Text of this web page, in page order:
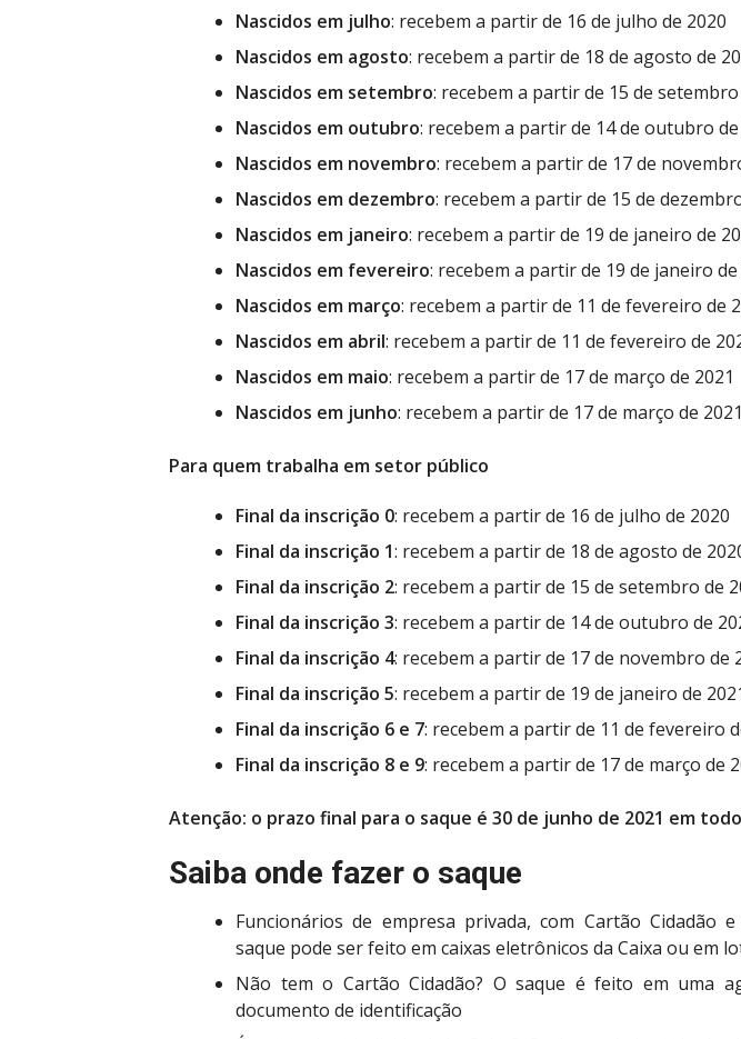
Nascidos em julho: recebem a partir de 16 de julho de 2020
Nascidos em agosto: recebem a partir de 18 de agosto de
Nascidos em setembro: recebem a partir de 15 de setembro
Nascidos em outubro: recebem a partir de 14 de outubro de
Nascidos em novembro: recebem a partir de 17 de
Nascidos em dezembro: recebem a partir de 15 de
Nascidos em janeiro: recebem a partir de 19 de janeiro de
Nascidos em fevereiro: recebem a partir de 19 de janeiro de
Nascidos em março: recebem a partir de 11 de fevereiro de
Nascidos em abril: recebem a partir de 11 de fevereiro de
Nascidos em maio: recebem a partir de 17 de março de 2021
Nascidos em junho: recebem a partir de 17 de março de 2021
Para quem trabalha em setor público
Final da inscrição 0: recebem a partir de 16 de julho de 2020
Final da inscrição 1: recebem a partir de 18 de agosto de
Final da inscrição 2: recebem a partir de 15 de setembro de
Final da inscrição 3: recebem a partir de 14 de outubro de
Final da inscrição 4: recebem a partir de 17 de novembro de
Final da inscrição 5: recebem a partir de 19 de janeiro de
Final da inscrição 6 e 7: recebem a partir de 11 de fevereiro
Final da inscrição 8 e 9: recebem a partir de 17 de março de
Atenção: o prazo final para o saque é 30 de junho de 2021 em
Saiba onde fazer o saque
Funcionários de empresa privada, com Cartão Cidadão
saque pode ser feito em caixas eletrônicos da Caixa ou em
Não tem o Cartão Cidadão? O saque é feito em uma
documento de identificação